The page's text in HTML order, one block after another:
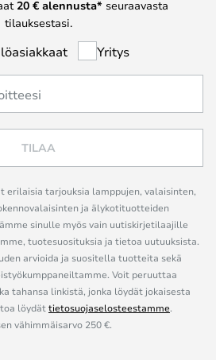
20 € alennusta* seuraavasta
tilauksestasi.
Yritys
TILAA
erilaisia tarjouksia lamppujen, valaisinten,
ja älykotituotteiden
sinulle myös vain uutiskirjetilaajille
tuotesuosituksia ja tietoa uutuuksista.
arvioida ja suositella tuotteita sekä
Voit peruuttaa
tahansa linkistä, jonka löydät jokaisesta
löydättietosuojaselosteestamme.
vähimmäisarvo 250 €.